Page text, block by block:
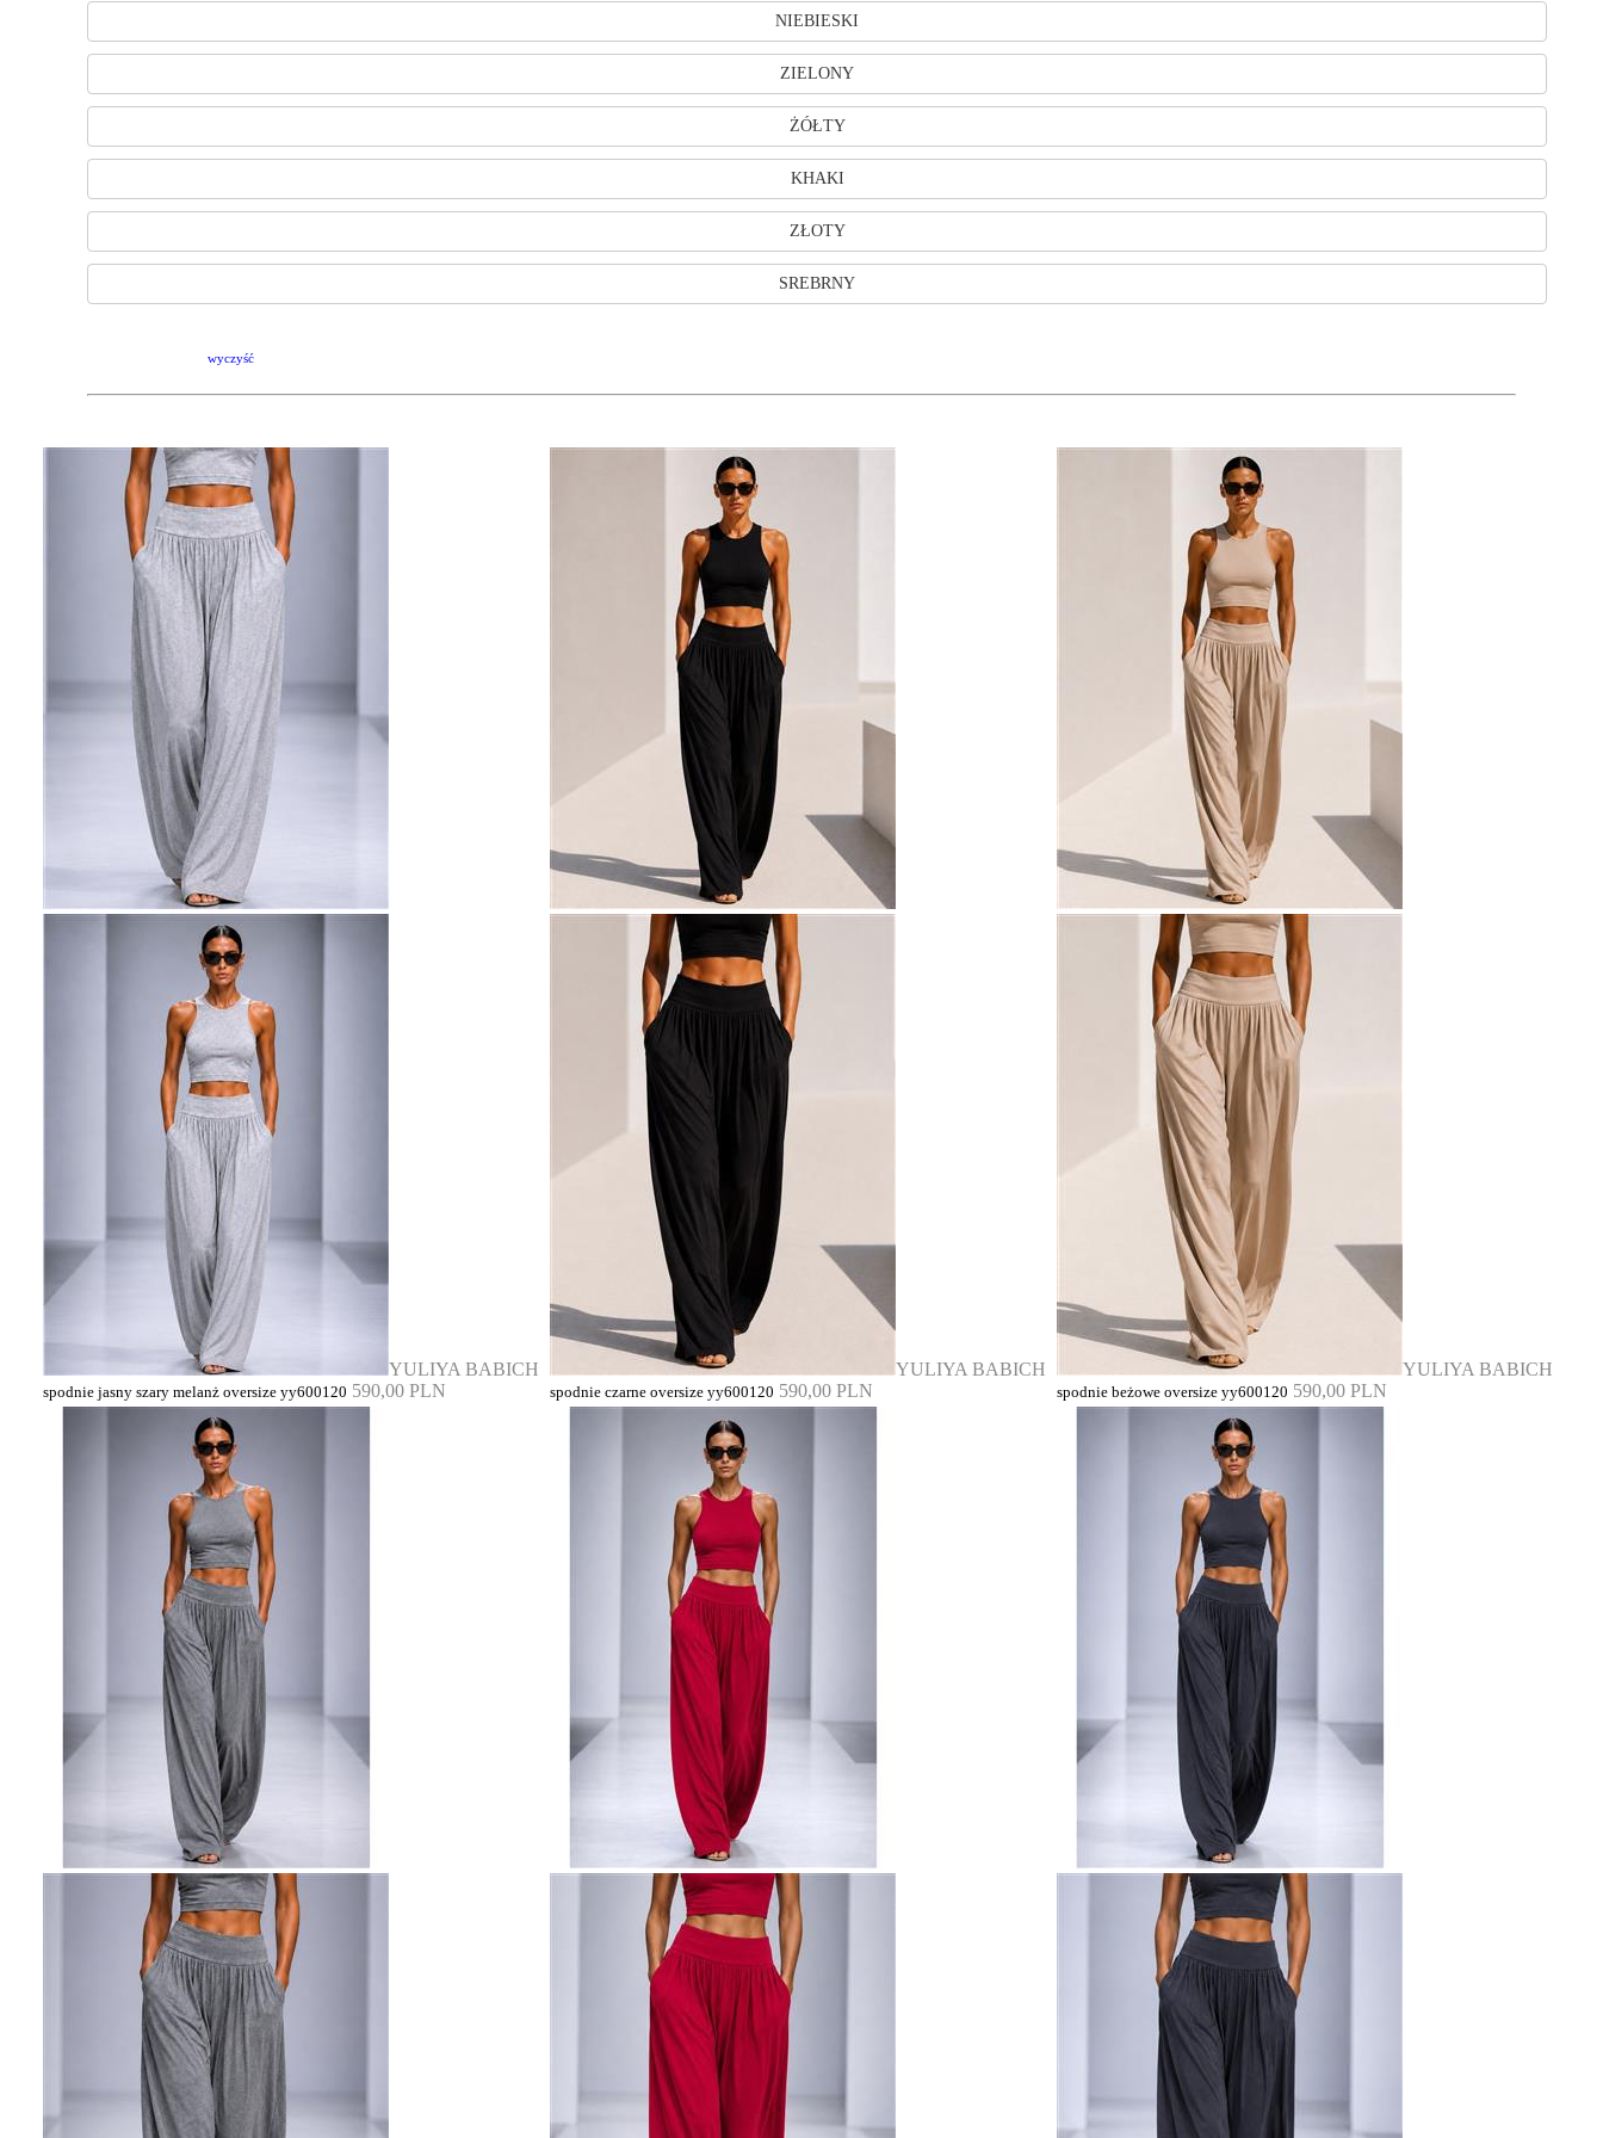
NIEBIESKI
ZIELONY
ŻÓŁTY
KHAKI
ZŁOTY
SREBRNY
wyczyść
YULIYA BABICH
spodnie jasny szary melanż oversize yy600120 590,00 PLN
YULIYA BABICH
spodnie czarne oversize yy600120 590,00 PLN
YULIYA BABICH
spodnie beżowe oversize yy600120 590,00 PLN